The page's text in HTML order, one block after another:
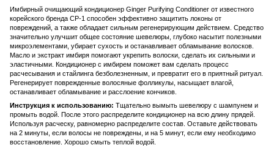
Имбирный очищающий кондиционер Ginger Purifying Conditioner от известного
корейского бренда CP-1 способен эффективно защитить локоны от
повреждений, а также обладает сильным регенерирующим действием. Средство
значительно улучшит общее состояние шевелюры, глубоко насытит полезными
микроэлементами, убирает сухость и останавливает обламывание волосков.
Масло и экстракт имбиря помогают укрепить волоски, сделать их сильными и
эластичными. Кондиционер с имбирем поможет вам сделать процесс
расчесывания и стайлинга безболезненным, и превратит его в приятный ритуал.
Регенерирует поврежденные волосяные фолликулы, насыщает влагой,
останавливает обламывание и расслоение кончиков.
Инструкция к использованию: Тщательно вымыть шевелюру с шампунем и
промыть водой. После этого распределите кондиционер на всю длину прядей.
Используя расческу, равномерно распределите состав. Оставьте действовать
на 2 минуты, если волосы не повреждены, и на 5 минут, если ему необходимо
восстановление. Хорошо смыть теплой водой.